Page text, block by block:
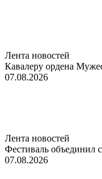
Лента новостей
Кавалеру ордена
07.08.2026
Лента новостей
Фестиваль объединил
07.08.2026